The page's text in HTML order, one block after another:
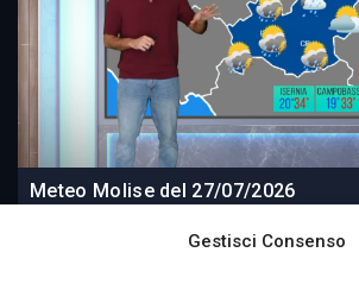
Gestisci Consenso
Meteo Molise del 27/07/2026